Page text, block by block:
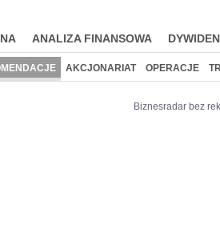
ANALIZA FINANSOWA
AKCJONARIAT OPERACJE
Biznesradar bez